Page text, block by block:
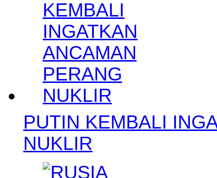
PUTIN KEMBALI
NUKLIR